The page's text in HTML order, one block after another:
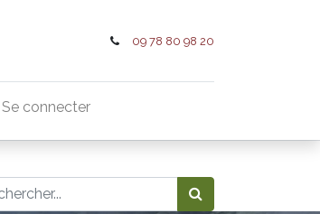
09 78 80 98 20
Se connecter